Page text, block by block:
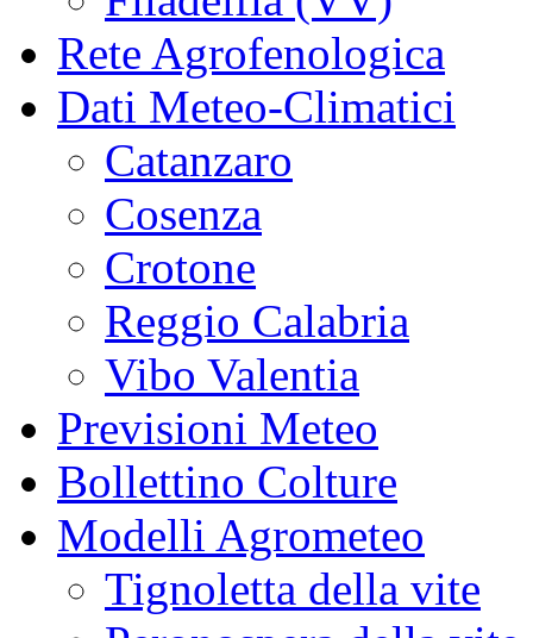
Rete Agrofenologica
Dati Meteo-Climatici
Catanzaro
Cosenza
Crotone
Reggio Calabria
Vibo Valentia
Previsioni Meteo
Bollettino Colture
Modelli Agrometeo
Tignoletta della vite